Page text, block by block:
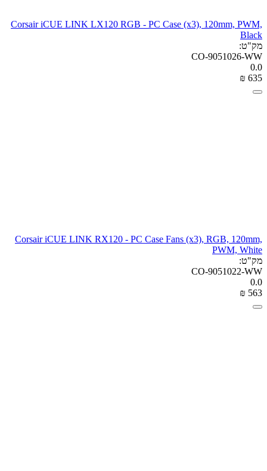
Corsair iCUE LINK LX120 RGB - PC Case (x3), 120mm, PWM,
Black
מק"ט:
CO-9051026-WW
0.0
₪ ‍635‍
Corsair iCUE LINK RX120 - PC Case Fans (x3), RGB, 120mm,
PWM, White
מק"ט:
CO-9051022-WW
0.0
₪ ‍563‍